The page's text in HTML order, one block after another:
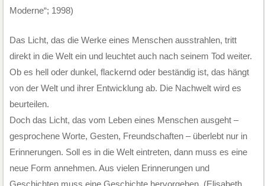
Moderne“; 1998)
Das Licht, das die Werke eines Menschen ausstrahlen, tritt
direkt in die Welt ein und leuchtet auch nach seinem Tod weiter.
Ob es hell oder dunkel, flackernd oder beständig ist, das hängt
von der Welt und ihrer Entwicklung ab. Die Nachwelt wird es
beurteilen.
Doch das Licht, das vom Leben eines Menschen ausgeht –
gesprochene Worte, Gesten, Freundschaften – überlebt nur in
Erinnerungen. Soll es in die Welt eintreten, dann muss es eine
neue Form annehmen. Aus vielen Erinnerungen und